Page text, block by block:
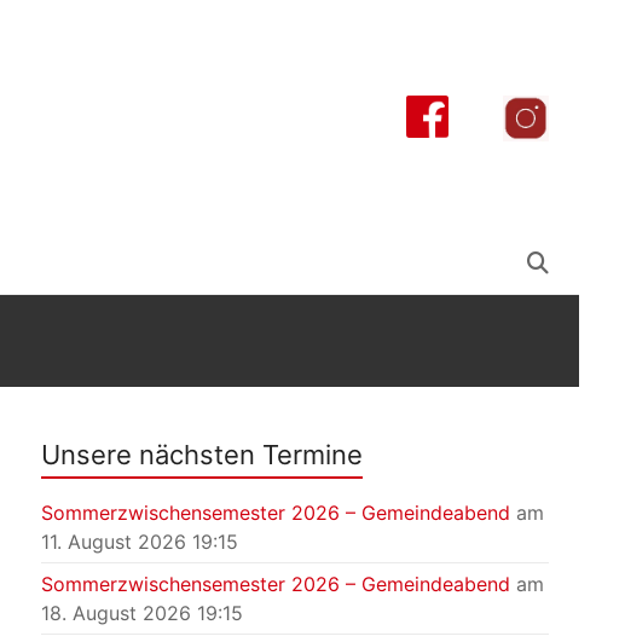
Unsere nächsten Termine
Sommerzwischensemester 2026 – Gemeindeabend am
11. August 2026 19:15
Sommerzwischensemester 2026 – Gemeindeabend am
18. August 2026 19:15